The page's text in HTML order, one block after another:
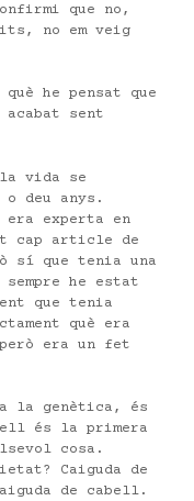
que no,
no em veig
he pensat que
acabat sent
la vida se
o deu anys.
era experta en
cap article de
sí que tenia una
sempre he estat
que tenia
què era
era un fet
la genètica, és
és la primera
cosa.
Caiguda de
de cabell.